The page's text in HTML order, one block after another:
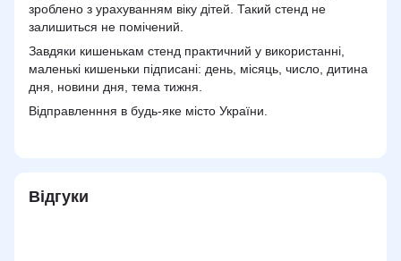
зроблено з урахуванням віку дітей. Такий стенд не
залишиться не помічений.
Завдяки кишенькам стенд практичний у використанні,
маленькі кишеньки підписані: день, місяць, число, дитина
дня, новини дня, тема тижня.
Відправленння в будь-яке місто України.
Відгуки